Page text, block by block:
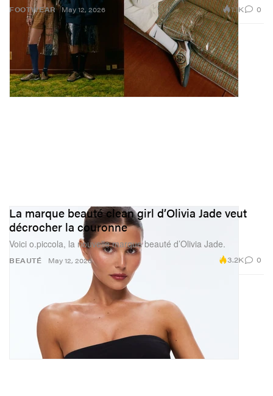
FOOTWEAR May 12, 2026 1.1K 0
BEAUTÉ
La marque beauté clean girl d’Olivia Jade veut
décrocher la couronne
Voici o.piccola, la nouvelle marque beauté d’Olivia Jade.
May 12, 2026 3.2K 0